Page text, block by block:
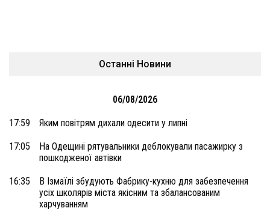
Останні Новини
06/08/2026
17:59 Яким повітрям дихали одесити у липні
17:05
На Одещині рятувальники деблокували пасажирку з
пошкодженої автівки
16:35
В Ізмаїлі збудують Фабрику-кухню для забезпечення
усіх школярів міста якісним та збалансованим
харчуванням